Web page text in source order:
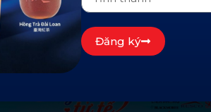
Đăng ký